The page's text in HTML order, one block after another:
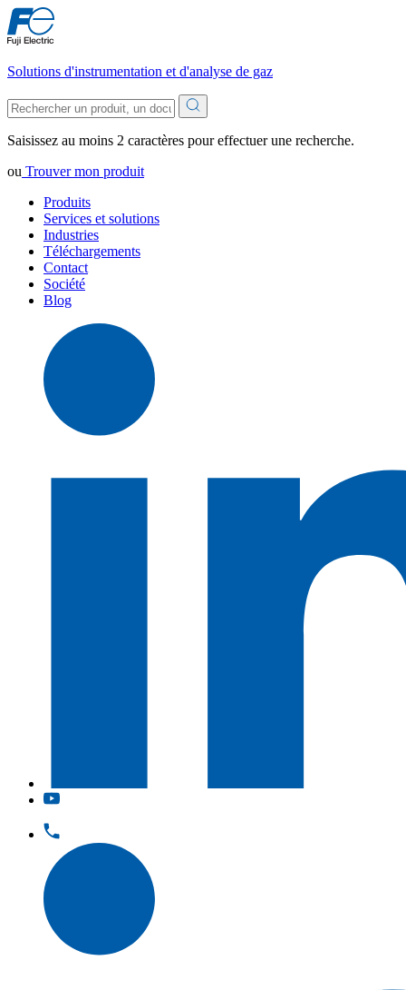
Solutions d'instrumentation et d'analyse de gaz
Saisissez au moins 2 caractères pour effectuer une recherche.
ou Trouver mon produit
Produits
Services et solutions
Industries
Téléchargements
Contact
Société
Blog